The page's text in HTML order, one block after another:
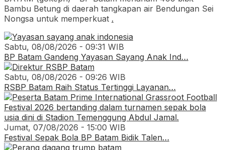
Bambu Betung di daerah tangkapan air Bendungan Sei
Nongsa untuk memperkuat .
Sabtu, 08/08/2026 - 09:31 WIB
BP Batam Gandeng Yayasan Sayang Anak Ind…
Sabtu, 08/08/2026 - 09:26 WIB
RSBP Batam Raih Status Tertinggi Layanan…
Jumat, 07/08/2026 - 15:00 WIB
Festival Sepak Bola BP Batam Bidik Talen…